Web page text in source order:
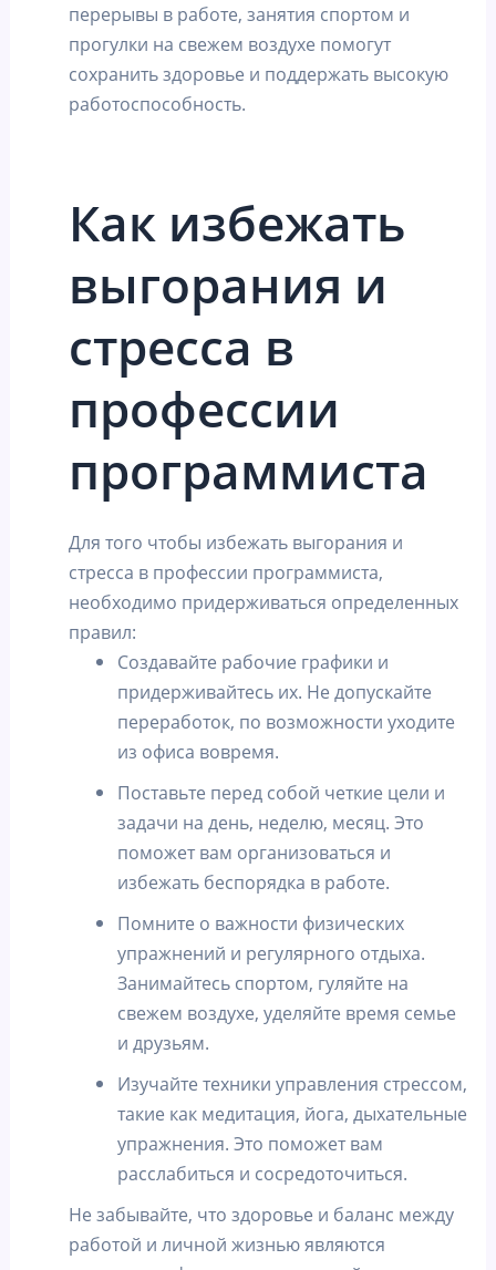
перерывы в работе, занятия спортом и
прогулки на свежем воздухе помогут
сохранить здоровье и поддержать высокую
работоспособность.
Как избежать
выгорания и
стресса в
профессии
программиста
Для того чтобы избежать выгорания и
стресса в профессии программиста,
необходимо придерживаться определенных
правил:
Создавайте рабочие графики и
придерживайтесь их. Не допускайте
переработок, по возможности уходите
из офиса вовремя.
Поставьте перед собой четкие цели и
задачи на день, неделю, месяц. Это
поможет вам организоваться и
избежать беспорядка в работе.
Помните о важности физических
упражнений и регулярного отдыха.
Занимайтесь спортом, гуляйте на
свежем воздухе, уделяйте время семье
и друзьям.
Изучайте техники управления стрессом,
такие как медитация, йога, дыхательные
упражнения. Это поможет вам
расслабиться и сосредоточиться.
Не забывайте, что здоровье и баланс между
работой и личной жизнью являются